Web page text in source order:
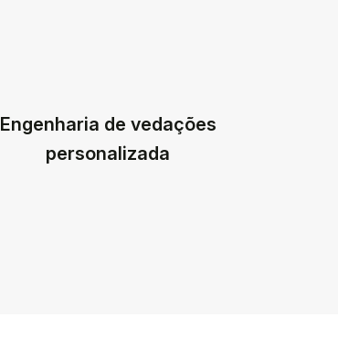
Engenharia de vedações
personalizada